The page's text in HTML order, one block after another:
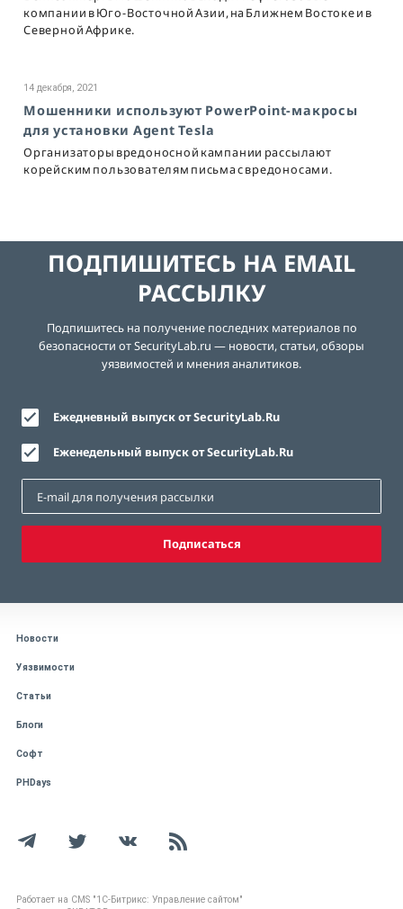
компании в Юго-Восточной Азии, на Ближнем Востоке и в
Северной Африке.
14 декабря, 2021
Мошенники используют PowerPoint-макросы
для установки Agent Tesla
Организаторы вредоносной кампании рассылают
корейским пользователям письма с вредоносами.
ПОДПИШИТЕСЬ НА EMAIL
РАССЫЛКУ
Подпишитесь на получение последних материалов по
безопасности от SecurityLab.ru — новости, статьи, обзоры
уязвимостей и мнения аналитиков.
Ежедневный выпуск от SecurityLab.Ru
Еженедельный выпуск от SecurityLab.Ru
Подписаться
Новости
Уязвимости
Статьи
Блоги
Софт
PHDays
Работает на CMS "1С-Битрикс: Управление сайтом"